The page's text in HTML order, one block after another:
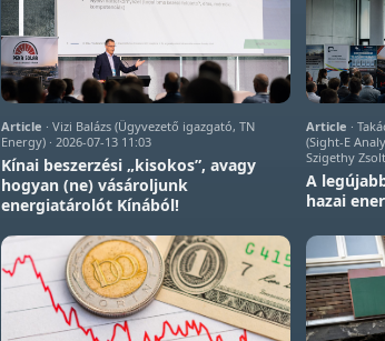
Article · Vizi Balázs (Ügyvezető igazgató, TN
Energy) · 2026-07-13 11:03
Kínai beszerzési „kisokos”, avagy
hogyan (ne) vásároljunk
energiatárolót Kínából!
Article ·
(Sight-E
Szigethy
A
hazai